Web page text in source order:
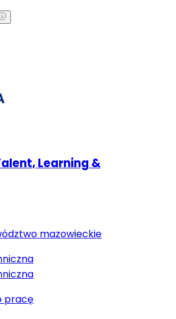
Learning &
mazowieckie
pracę